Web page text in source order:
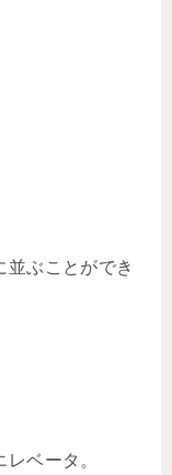
ぶことができ
ベータ。